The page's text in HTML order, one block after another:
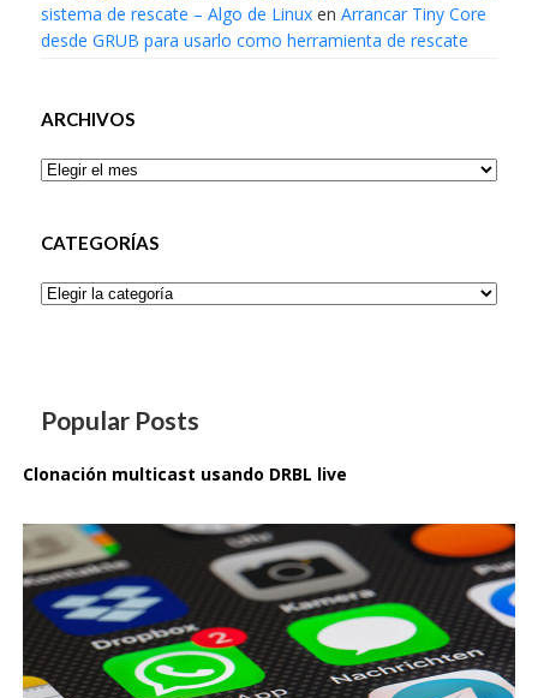
sistema de rescate – Algo de Linuxen Arrancar Tiny Core
desde GRUB para usarlo como herramienta de rescate
ARCHIVOS
Archivos
CATEGORÍAS
Categorías
Popular Posts
Clonación multicast usando DRBL live